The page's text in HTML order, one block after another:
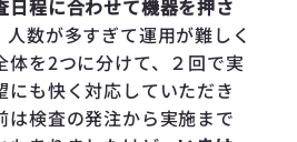
日程に合わせて機器を押さ
人数が多すぎて運用が難しく
体を2つに分けて、２回で実
にも快く対応していただき
は検査の発注から実施まで